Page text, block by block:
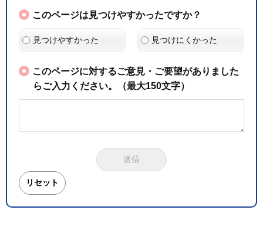
このページは見つけやすかったですか？
見つけやすかった 見つけにくかった
このページに対するご意見・ご要望がありました
らご入力ください。（最大150文字）